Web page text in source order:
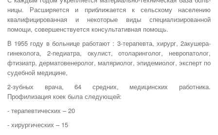
ницы. Расширяется и приближается к сельскому населению
квалифици­рованная и некоторые виды специализированной
помощи, совершенст­вуется консультативная помощь.
В 1955 году в больнице работают : 3-терапевта, хирург, 2акушера-
гинеколога, 2-педиатра, окулист, отоларинголог, невропатолог,
фтизиатр, дерматовенеролог, маляриолог, эпидемиолог, эксперт по
судебной медицине,
2-зубных врача, 64 средних, медицинских работника.
Профилизация коек была следующей:
- терапевтических – 20
- хирургических – 15